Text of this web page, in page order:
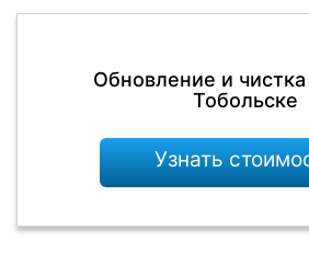
Обновление и
Тобольске
Узнать